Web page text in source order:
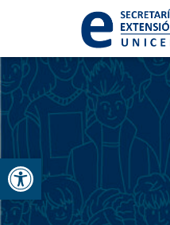
Abrir barra de